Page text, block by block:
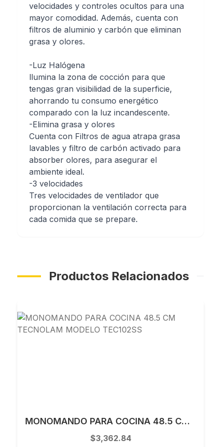
velocidades y controles ocultos para una
mayor comodidad. Además, cuenta con
filtros de aluminio y carbón que eliminan
grasa y olores.
-Luz Halógena
llumina la zona de cocción para que
tengas gran visibilidad de la superficie,
ahorrando tu consumo energético
comparado con la luz incandescente.
-Elimina grasa y olores
Cuenta con Filtros de agua atrapa grasa
lavables y filtro de carbón activado para
absorber olores, para asegurar el
ambiente ideal.
-3 velocidades
Tres velocidades de ventilador que
proporcionan la ventilación correcta para
cada comida que se prepare.
Productos Relacionados
MONOMANDO PARA COCINA 48.5 CM TECNOLAM MODELO TEC102SS
$3,362.84